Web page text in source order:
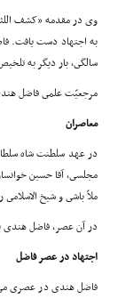
سالگى، بار دیگر به
مرجعیّت علمى فاضل هندى پس از رحلت مرحوم مجلسى
معاصران
در عهد سلطنت شاه
مجلسى، آقا حسین
ملاّ باشى و شیخ الاسلامى را در اختیار
در آن عصر، فاضل هندى
اجتهاد در عصر فاضل
فاضل هندى در عصرى مى